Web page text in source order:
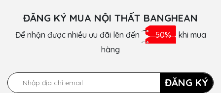
ĐĂNG KÝ MUA NỘI THẤT BANGHEAN
Để nhận được nhiều ưu đãi lên đến 50% khi mua
hàng
ĐĂNG KÝ